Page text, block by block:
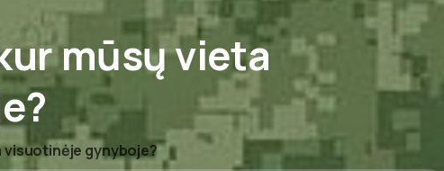
mūsųvieta
visuotinėje gynyboje?